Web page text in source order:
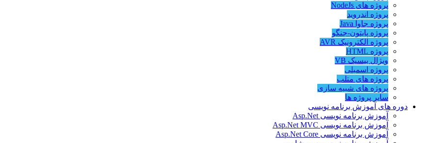
پروژه های NodeJs
پروژه اندروید
پروژه جاوا Java
پروژه پایتون-جنگو
پروژه الکترونیک AVR
پروژه HTML
ویژال بیسیک VB
پروژه اسمبلی
پروژه های متلب
پروژه های شبیه سازی
سایر پروژه ها
دوره های آموزش برنامه نویسی
آموزش برنامه نویسی Asp.Net
آموزش برنامه نویسی Asp.Net MVC
آموزش برنامه نویسی Asp.Net Core